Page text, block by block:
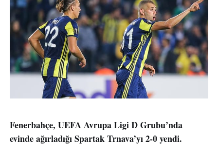
Fenerbahçe, UEFA Avrupa Ligi D Grubu’nda
evinde ağırladığı Spartak Trnava’yı 2-0 yendi.